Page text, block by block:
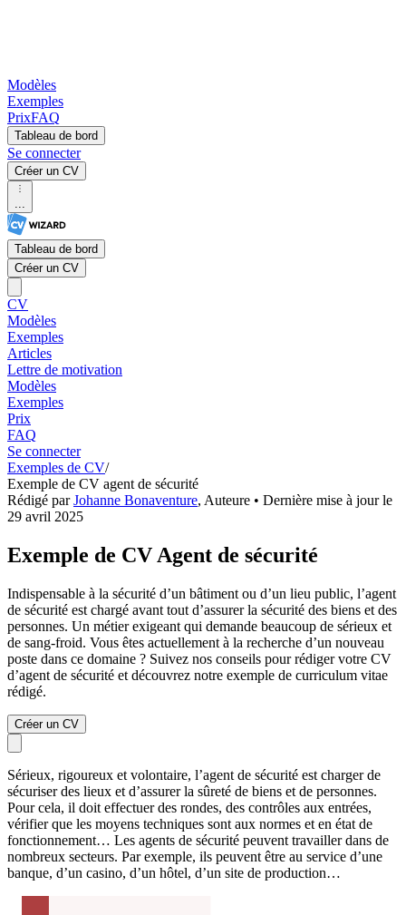
Modèles
Exemples
PrixFAQ
Tableau de bord
Se connecter
Créer un CV
...
Tableau de bord
Créer un CV
CV
Modèles
Exemples
Articles
Lettre de motivation
Modèles
Exemples
Prix
FAQ
Se connecter
Exemples de CV/
Exemple de CV agent de sécurité
Rédigé parJohanne Bonaventure, Auteure • Dernière mise à jour le
29 avril 2025
Exemple de CV Agent de sécurité
Indispensable à la sécurité d’un bâtiment ou d’un lieu public, l’agent
de sécurité est chargé avant tout d’assurer la sécurité des biens et des
personnes. Un métier exigeant qui demande beaucoup de sérieux et
de sang-froid. Vous êtes actuellement à la recherche d’un nouveau
poste dans ce domaine ? Suivez nos conseils pour rédiger votre CV
d’agent de sécurité et découvrez notre exemple de curriculum vitae
rédigé.
Créer un CV
Sérieux, rigoureux et volontaire, l’agent de sécurité est charger de
sécuriser des lieux et d’assurer la sûreté de biens et de personnes.
Pour cela, il doit effectuer des rondes, des contrôles aux entrées,
vérifier que les moyens techniques sont aux normes et en état de
fonctionnement… Les agents de sécurité peuvent travailler dans de
nombreux secteurs. Par exemple, ils peuvent être au service d’une
banque, d’un casino, d’un hôtel, d’un site de production…